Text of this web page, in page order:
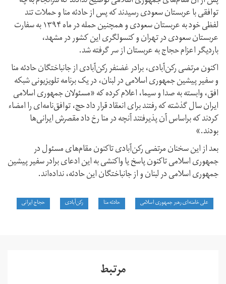
توافقی با عربستان سعودی رسیدند که پس از حادئه منا و حملات تند
لفظی خود به عربستان سعودی و همچنین حمله در ماه ۱۳۹۴ به سفارت
عربستان سعودی در تهران و کنسولگری این کشور در مشهد،
باردیگر اعزام حجاج به عربستان از سر گرفته شد.
اکنون مرتضی رکن‌آبادی، برادر غضنفر رکن‌آبادی از جانباختگان حادئه منا
و سفیر پیشین جمهوری اسلامی در لبنان، در یک برنامه تلویزیونی شبکه
افق، وابسته به صدا و سیما، اعلام کرده که «مسئولان جمهوری اسلامی
ایران سال گذشته که رفتند برای انعقاد قرار داد حج، توافق‌نامه‌ای را امضاء
کردند که براساس آن پذیرفتند آنچه در منا رخ داد مقصرش ایرانی‌ها
بودند.»
بعد از این سخنان مرتضی رکن‌آبادی تاکنون مقام‌های مسئول در
جمهوری اسلامی تاکنون پاسخ یا واکنشی به این ادعای برادر سفیر پیشین
جمهوری اسلامی در لبنان و از جانباختگان این حادئه، نداده‌اند.
علی خامنه‌ای رهبر جمهوری اسلامی حادئه منا رکن‌آبادی حجاج ایرانی
مرتبط